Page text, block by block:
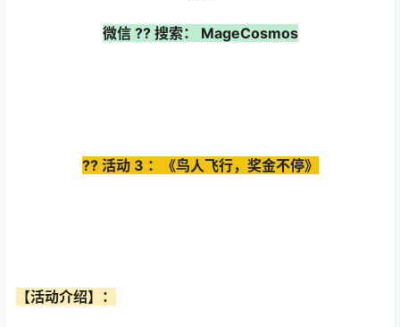
微信 ?? 搜索： MageCosmos
?? 活动 3 ：《鸟人飞行，奖金不停》
【活动介绍】：